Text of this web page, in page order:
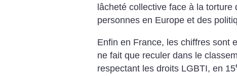
lâcheté collective face à la
personnes en Europe et des
Enfin en France, les chiffres sont
ne fait que reculer dans le
respectant les droits LGBTI, en 15